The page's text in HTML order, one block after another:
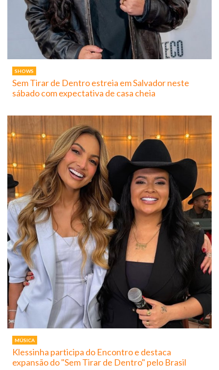
SHOWS
Sem Tirar de Dentro estreia em Salvador neste
sábado com expectativa de casa cheia
MÚSICA
Klessinha participa do Encontro e destaca
expansão do "Sem Tirar de Dentro" pelo Brasil